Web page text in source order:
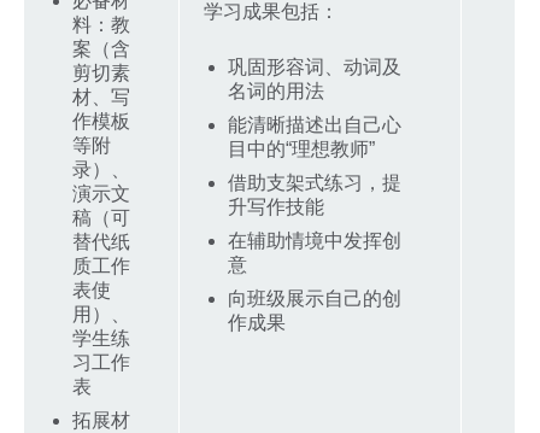
料：教
案（含
剪切素
材、写
作模板
等附
录）、
演示文
稿（可
替代纸
质工作
表使
用）、
学生练
习工作
表
拓展材
学习成果包括：
巩固形容词、动词及
名词的用法
能清晰描述出自己心
目中的“理想教师”
借助支架式练习，提
升写作技能
在辅助情境中发挥创
意
向班级展示自己的创
作成果